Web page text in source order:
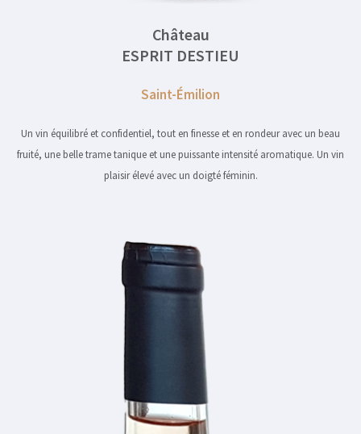
Château
ESPRIT DESTIEU
Saint-Émilion
Un vin équilibré et confidentiel, tout en finesse et en rondeur avec un beau
fruité, une belle trame tanique et une puissante intensité aromatique. Un vin
plaisir élevé avec un doigté féminin.